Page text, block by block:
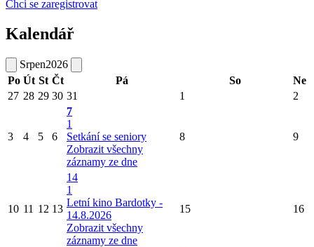
Chci se zaregistrovat
Kalendář
Srpen2026
Po Út St Čt Pá So
Ne
27 28 29 30 31 1 2
3 4 5 6
7
1
Setkání se seniory
Zobrazit všechny
záznamy ze dne
8 9
10 11 12 13
14
1
Letní kino Bardotky -
14.8.2026
Zobrazit všechny
záznamy ze dne
15 16